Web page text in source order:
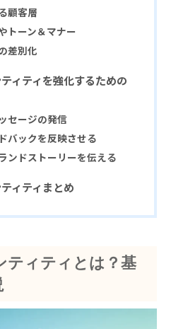
顧客層
トーン＆マナー
差別化
ィティを強化するための
セージの発信
バックを反映させる
ンドストーリーを伝える
ィティまとめ
ティティとは？基